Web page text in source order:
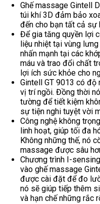
Ghế massage Gintell
túi khí 3D đảm bảo
đến cho bạn tất cả sự
Để gia tăng quyền lợi
liệu nhiệt tại vùng
nhấn mạnh tại các
máu và trao đổi chất
lợi ích sức khỏe cho
Gintell GT 9013 có độ
vị trí ngồi. Đồng thời
tường để tiết kiệm
sự tiện nghi tuyệt vời
Công nghệ không
linh hoạt, giúp tối đa
Không những thế, nó
massage được sâu
Chương trình I-
vào ghế massage
được cài đặt để đo
nó sẽ giúp tiếp thêm
và hạn chế những rắc